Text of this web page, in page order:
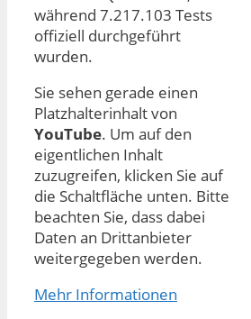
während 7.217.103 Tests
offiziell durchgeführt
wurden.
Sie sehen gerade einen
Platzhalterinhalt von
YouTube. Um auf den
eigentlichen Inhalt
zuzugreifen, klicken Sie auf
die Schaltfläche unten. Bitte
beachten Sie, dass dabei
Daten an Drittanbieter
weitergegeben werden.
Mehr Informationen